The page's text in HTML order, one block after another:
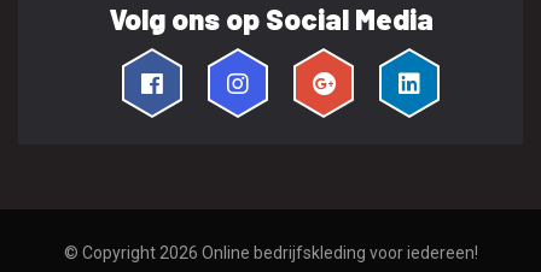
Volg ons op Social Media
© Copyright 2026 Online bedrijfskleding voor iedereen!